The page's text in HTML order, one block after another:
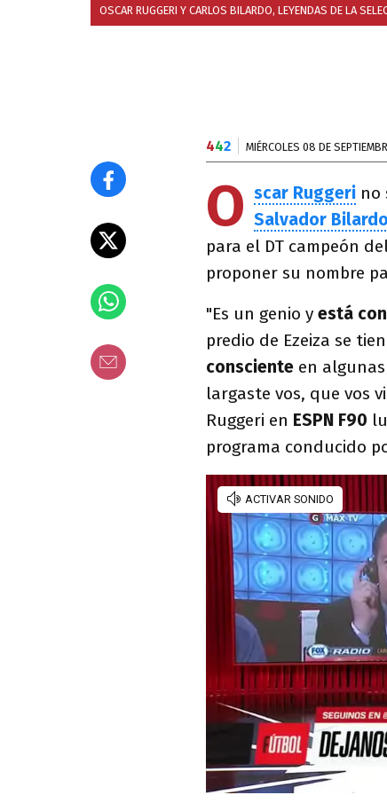
OSCAR RUGGERI Y CARLOS BILARDO, LEYENDAS DE LA
442 MIÉRCOLES 08 DE
O scar Ruggeri no
Salvador Bilardo
para el DT campeón
proponer su nombre
"Es un genio y está
predio de Ezeiza se
consciente en
largaste vos, que vos
Ruggeri en ESPN F90
programa conducido